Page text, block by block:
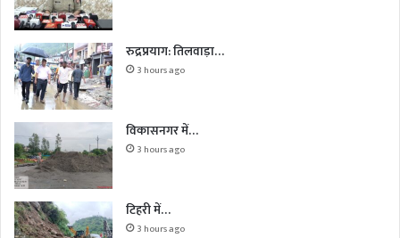
रुद्रप्रयाग: तिलवाड़ा…
3 hours ago
विकासनगर में…
3 hours ago
टिहरी में…
3 hours ago